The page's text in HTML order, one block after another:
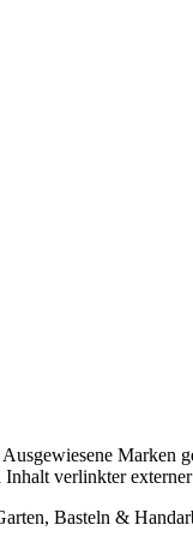
Marken
verlinkter externer
Basteln &